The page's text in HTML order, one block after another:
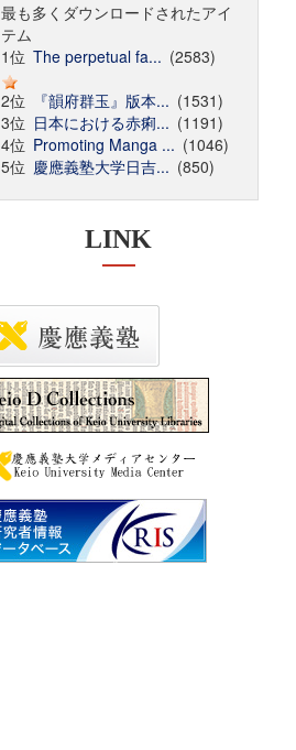
最も多くダウンロードされたアイ
テム
1位 The perpetual fa... (2583)
2位
『韻府群玉』版本... (1531)
3位 日本における赤痢... (1191)
4位 Promoting Manga ... (1046)
5位 慶應義塾大学日吉... (850)
LINK